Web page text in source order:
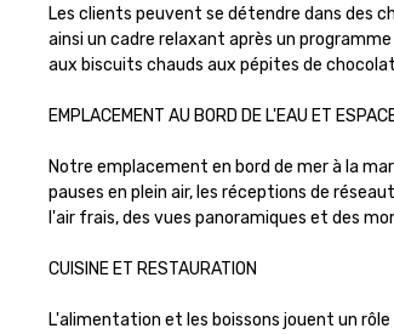
Les clients peuvent se détendre dans des
ainsi un cadre relaxant après un
aux biscuits chauds aux pépites de
EMPLACEMENT AU BORD DE L'EAU ET
Notre emplacement en bord de mer à la
pauses en plein air, les réceptions de
l'air frais, des vues panoramiques et des
CUISINE ET RESTAURATION
L'alimentation et les boissons jouent un